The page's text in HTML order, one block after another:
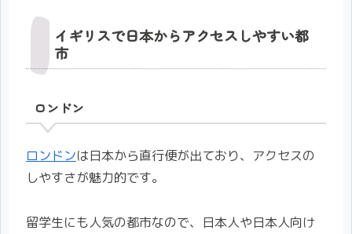
イギリスで日本からアクセスしやすい都
市
ロンドン
ロンドンは日本から直行便が出ており、アクセスの
しやすさが魅力的です。
留学生にも人気の都市なので、日本人や日本人向け